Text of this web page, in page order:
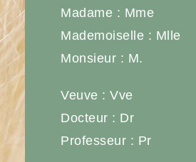
Madame : Mme
Mademoiselle : Mlle
Monsieur : M.
Veuve : Vve
Docteur : Dr
Professeur : Pr